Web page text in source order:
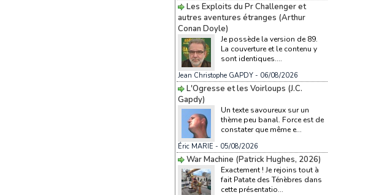
Les Exploits du Pr Challenger et
autres aventures étranges (Arthur
Conan Doyle)
Je possède la version de 89.
La couverture et le contenu y
sont identiques....
Jean Christophe GAPDY- 06/08/2026
L'Ogresse et les Voirloups (J.C.
Gapdy)
Un texte savoureux sur un
thème peu banal. Force est de
constater que même e...
Éric MARIE - 05/08/2026
War Machine (Patrick Hughes, 2026)
Exactement ! Je rejoins tout à
fait Patate des Ténèbres dans
cette présentatio...